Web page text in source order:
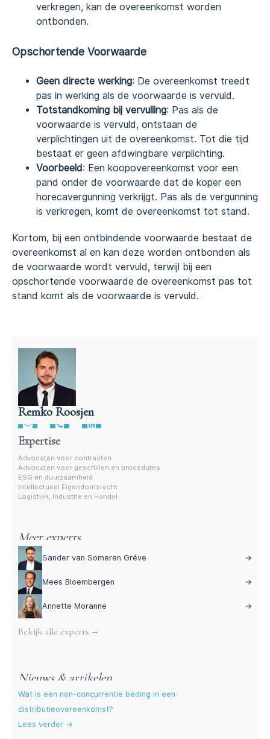
verkregen, kan de overeenkomst worden
ontbonden.
Opschortende Voorwaarde
Geen directe werking: De overeenkomst treedt
pas in werking als de voorwaarde is vervuld.
Totstandkoming bij vervulling: Pas als de
voorwaarde is vervuld, ontstaan de
verplichtingen uit de overeenkomst. Tot die tijd
bestaat er geen afdwingbare verplichting.
Voorbeeld: Een koopovereenkomst voor een
pand onder de voorwaarde dat de koper een
horecavergunning verkrijgt. Pas als de vergunning
is verkregen, komt de overeenkomst tot stand.
Kortom, bij een ontbindende voorwaarde bestaat de
overeenkomst al en kan deze worden ontbonden als
de voorwaarde wordt vervuld, terwijl bij een
opschortende voorwaarde de overeenkomst pas tot
stand komt als de voorwaarde is vervuld.
Remko Roosjen
Advocaat contractenrecht
Expertise
Advocaten voor contracten
Advocaten voor geschillen en procedures
ESG en duurzaamheid
Intellectueel Eigendomsrecht
Logistiek, Industrie en Handel
Meer experts
Sander van Someren Gréve →
Mees Bloembergen →
Annette Moranne →
Bekijk alle experts →
Nieuws & artikelen
Wat is een non-concurrentie beding in een
distributieovereenkomst?
Lees verder →